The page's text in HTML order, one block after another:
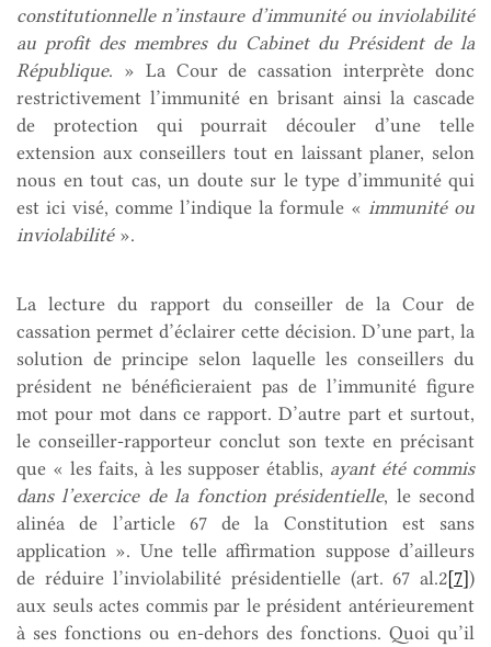
constitutionnelle n’instaure d’immunité ou inviolabilité
au profit des membres du Cabinet du Président de la
République. » La Cour de cassation interprète donc
restrictivement l’immunité en brisant ainsi la cascade
de protection qui pourrait découler d’une telle
extension aux conseillers tout en laissant planer, selon
nous en tout cas, un doute sur le type d’immunité qui
est ici visé, comme l’indique la formule « immunité ou
inviolabilité».
La lecture du rapport du conseiller de la Cour de
cassation permet d’éclairer cette décision. D’une part, la
solution de principe selon laquelle les conseillers du
président ne bénéficieraient pas de l’immunité figure
mot pour mot dans ce rapport. D’autre part et surtout,
le conseiller-rapporteur conclut son texte en précisant
que « les faits, à les supposer établis, ayant été commis
dans l’exercice de la fonction présidentielle, le second
alinéa de l’article 67 de la Constitution est sans
application ». Une telle affirmation suppose d’ailleurs
de réduire l’inviolabilité présidentielle (art. 67 al.2[7])
aux seuls actes commis par le président antérieurement
à ses fonctions ou en-dehors des fonctions. Quoi qu’il